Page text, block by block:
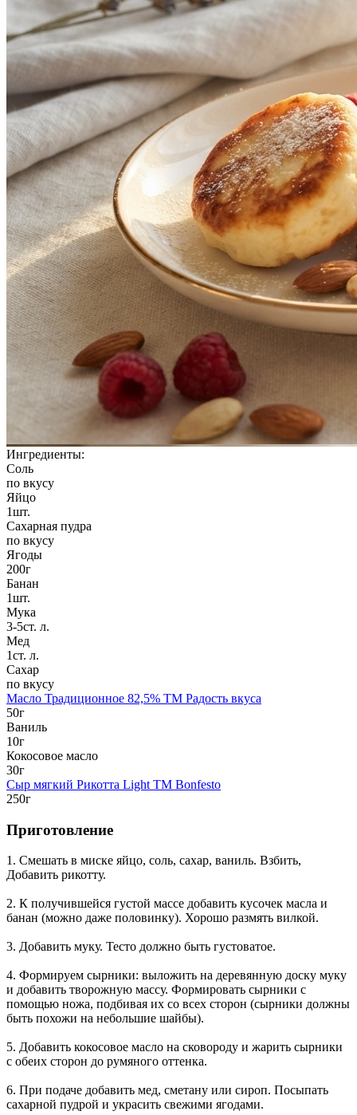
Ингредиенты:
Соль
по вкусу
Яйцо
1шт.
Сахарная пудра
по вкусу
Ягоды
200г
Банан
1шт.
Мука
3-5ст. л.
Мед
1ст. л.
Сахар
по вкусу
Масло Традиционное 82,5% TM Радость вкуса
50г
Ваниль
10г
Кокосовое масло
30г
Сыр мягкий Рикотта Light TM Bonfesto
250г
Приготовление
1. Смешать в миске яйцо, соль, сахар, ваниль. Взбить,
Добавить рикотту.
2. К получившейся густой массе добавить кусочек масла и
банан (можно даже половинку). Хорошо размять вилкой.
3. Добавить муку. Тесто должно быть густоватое.
4. Формируем сырники: выложить на деревянную доску муку
и добавить творожную массу. Формировать сырники с
помощью ножа, подбивая их со всех сторон (сырники должны
быть похожи на небольшие шайбы).
5. Добавить кокосовое масло на сковороду и жарить сырники
с обеих сторон до румяного оттенка.
6. При подаче добавить мед, сметану или сироп. Посыпать
сахарной пудрой и украсить свежими ягодами.